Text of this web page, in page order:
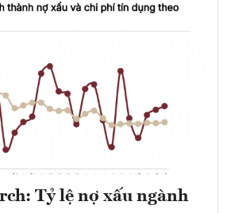
Tỷ lệ nợ xấu ngành